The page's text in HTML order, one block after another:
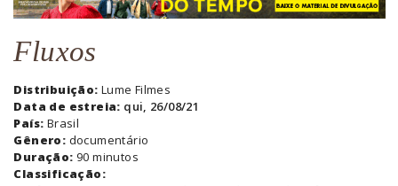
Fluxos
Distribuição: Lume Filmes
Data de estreia: qui, 26/08/21
País: Brasil
Gênero: documentário
Duração: 90 minutos
Classificação: